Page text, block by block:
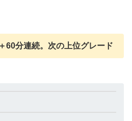
60分連続。次の上位グレード